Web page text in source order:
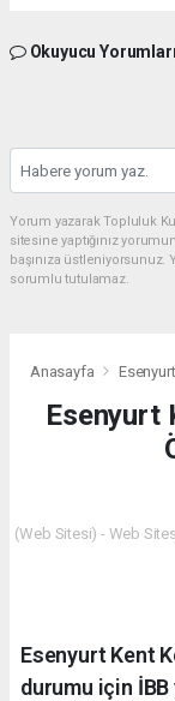
Okuyucu Yorumları
Yorum yazarak Topluluk
sitesine yaptığınız
başınıza
sorumlu tutulamaz.
Anasayfa Esenyurt
Esenyurt
(Web Sitesi) - Web
Esenyurt Kent
durumu için